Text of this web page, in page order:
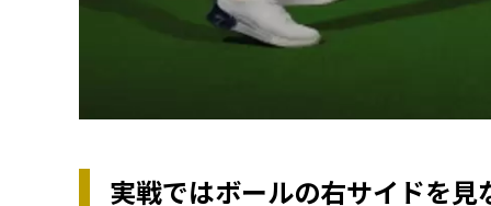
実戦ではボールの右サイドを